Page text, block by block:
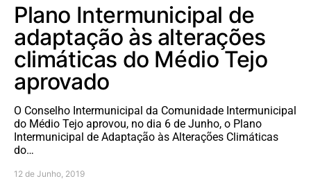
Plano Intermunicipal de
adaptação às alterações
climáticas do Médio Tejo
aprovado
O Conselho Intermunicipal da Comunidade Intermunicipal
do Médio Tejo aprovou, no dia 6 de Junho, o Plano
Intermunicipal de Adaptação às Alterações Climáticas
do…
12 de Junho, 2019